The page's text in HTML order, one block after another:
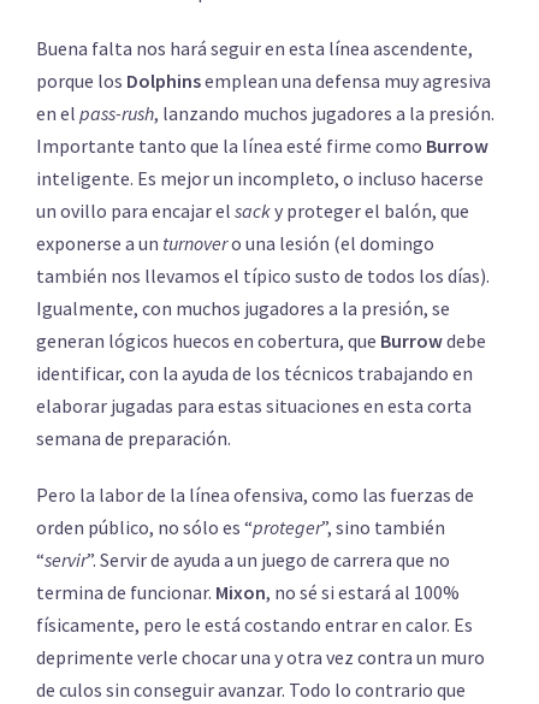
Buena falta nos hará seguir en esta línea ascendente,
porque los Dolphinsemplean una defensa muy agresiva
en el pass-rush, lanzando muchos jugadores a la presión.
Importante tanto que la línea esté firme como Burrow
inteligente. Es mejor un incompleto, o incluso hacerse
un ovillo para encajar el sacky proteger el balón, que
exponerse a un turnovero una lesión (el domingo
también nos llevamos el típico susto de todos los días).
Igualmente, con muchos jugadores a la presión, se
generan lógicos huecos en cobertura, que Burrowdebe
identificar, con la ayuda de los técnicos trabajando en
elaborar jugadas para estas situaciones en esta corta
semana de preparación.
Pero la labor de la línea ofensiva, como las fuerzas de
orden público, no sólo es “proteger”, sino también
“servir”. Servir de ayuda a un juego de carrera que no
termina de funcionar. Mixon, no sé si estará al 100%
físicamente, pero le está costando entrar en calor. Es
deprimente verle chocar una y otra vez contra un muro
de culos sin conseguir avanzar. Todo lo contrario que